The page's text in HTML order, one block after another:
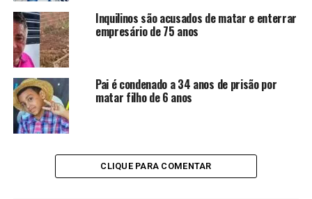
Inquilinos são acusados de matar e enterrar
empresário de 75 anos
Pai é condenado a 34 anos de prisão por
matar filho de 6 anos
CLIQUE PARA COMENTAR